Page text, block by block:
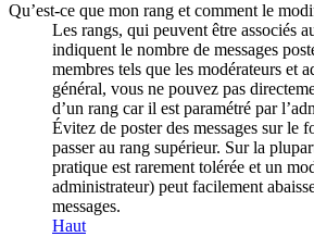
Qu’est-ce que mon rang et comment le
Les rangs, qui peuvent être associés
indiquent le nombre de messages
membres tels que les modérateurs et
général, vous ne pouvez pas
d’un rang car il est paramétré par
Évitez de poster des messages sur le
passer au rang supérieur. Sur la
pratique est rarement tolérée et un
administrateur) peut facilement
messages.
Haut